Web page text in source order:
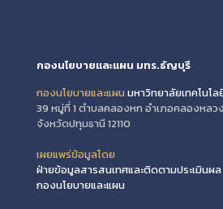
กองนโยบายและแผน มทร.ธัญบุรี
กองนโยบายและแผน มหาวิทยาลัยเทคโนโ
39 หมู่ที่ 1 ตำบลคลองหก อำเภอคลองหลวง
จังหวัดปทุมธานี 12110
เผยแพร่ข้อมูลโดย
ฝ่ายข้อมูลสารสนเทศและติดตามประเมินผล
กองนโยบายและแผน